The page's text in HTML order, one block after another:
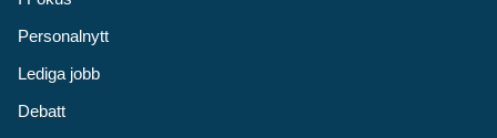
Personalnytt
Lediga jobb
Debatt